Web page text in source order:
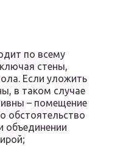
по всему
стены,
Если уложить
в таком случае
– помещение
обстоятельство
объединении